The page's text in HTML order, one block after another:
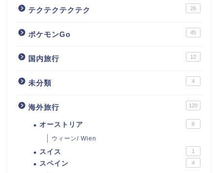
テクテクテクテク 26
ポケモンGo 45
国内旅行 12
未分類 4
海外旅行 120
オーストリア 6
ウィーン/ Wien
スイス 1
スペイン 4